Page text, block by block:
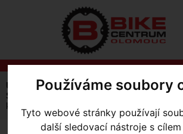
Používáme soubory
Tyto webové stránky používají
další sledovací nástroje s
Úvodní strana
Výbava pro jezdce
Sportovní kosmetika
krém na sedací partie Sixtus Gesass 125ml